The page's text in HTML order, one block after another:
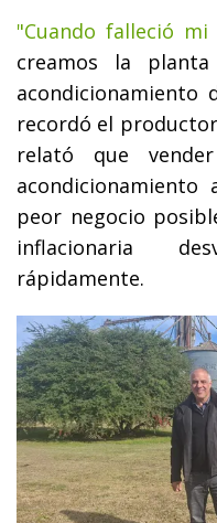
"Cuando falleció
creamos la
acondicionamiento
recordó el
relató que
peor negocio
inflacionaria
rápidamente.